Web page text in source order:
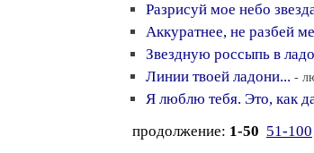
Разрисуй мое небо
Аккуратнее, не разбей
Звездную россыпь в
Линии твоей ладони... -
Я люблю тебя. Это, как
продолжение: 1-50 51-100